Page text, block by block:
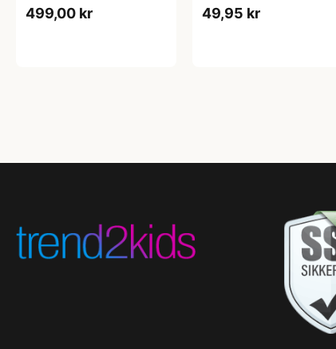
499,00 kr 49,95 kr